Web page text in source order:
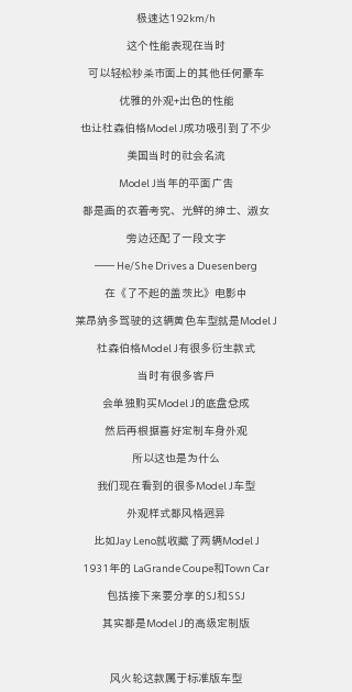
极速达192km/h
这个性能表现在当时
可以轻松秒杀市面上的其他任何豪车
优雅的外观+出色的性能
也让杜森伯格Model J成功吸引到了不少
美国当时的社会名流
Model J当年的平面广告
都是画的衣着考究、光鲜的绅士、淑女
旁边还配了一段文字
—— He/She Drives a Duesenberg
在《了不起的盖茨比》电影中
莱昂纳多驾驶的这辆黄色车型就是Model J
杜森伯格Model J有很多衍生款式
当时有很多客户
会单独购买Model J的底盘总成
然后再根据喜好定制车身外观
所以这也是为什么
我们现在看到的很多Model J车型
外观样式都风格迥异
比如Jay Leno就收藏了两辆Model J
1931年的 LaGrande Coupe和Town Car
包括接下来要分享的SJ和SSJ
其实都是Model J的高级定制版
风火轮这款属于标准版车型